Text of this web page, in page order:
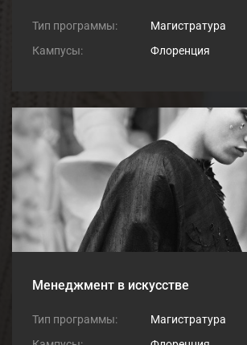
Тип программы:
Магистратура
Кампусы:
Флоренция
Менеджмент в искусстве
Тип программы:
Магистратура